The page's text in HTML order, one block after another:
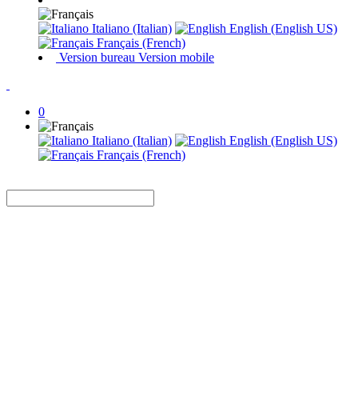
Italiano (Italian)
English (English US)
Français (French)
Version bureau Version mobile
0
Italiano (Italian)
English (English US)
Français (French)